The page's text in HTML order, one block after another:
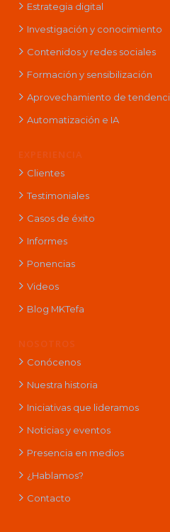
Estrategia digital
Investigación y conocimiento
Contenidos y redes sociales
Formación y sensibilización
Aprovechamiento de
Automatización e IA
EXPERIENCIA
Clientes
Testimoniales
Casos de éxito
Informes
Ponencias
Videos
Blog MKTefa
NOSOTROS
Conócenos
Nuestra historia
Iniciativas que lideramos
Noticias y eventos
Presencia en medios
¿Hablamos?
Contacto